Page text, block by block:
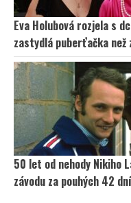
Eva Holubová rozjela s
zastydlá puberťačka než
50 let od nehody Nikiho
závodu za pouhých 42 dní